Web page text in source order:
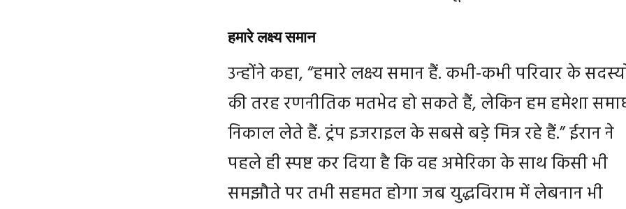
हमारे लक्ष्य समान
उन्होंने कहा, “हमारे लक्ष्य समान हैं. कभी-कभी परिवार के
की तरह रणनीतिक मतभेद हो सकते हैं, लेकिन हम हमेशा
निकाल लेते हैं. ट्रंप इजराइल के सबसे बड़े मित्र रहे हैं.” ईरान ने
पहले ही स्पष्ट कर दिया है कि वह अमेरिका के साथ किसी भी
समझौते पर तभी सहमत होगा जब युद्धविराम में लेबनान भी